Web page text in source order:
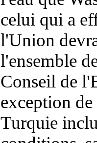
celui qui a
l'Union
l'ensemble
Conseil de
exception
Turquie